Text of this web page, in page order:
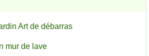
Art de débarras
mur de lave